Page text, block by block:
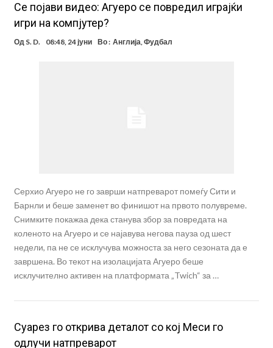
Се појави видео: Агуеро се повредил играјќи
игри на компјутер?
Од S. D. 08:48, 24 јуни Во : Англија,Фудбал
Серхио Агуеро не го заврши натпреварот помеѓу Сити и
Барнли и беше заменет во финишот на првото полувреме.
Снимките покажаа дека станува збор за повредата на
коленото на Агуеро и се најавува негова пауза од шест
недели, па не се исклучува можноста за него сезоната да е
завршена. Во текот на изолацијата Агуеро беше
исклучително активен на платформата „Twich“ за …
Суарез го открива деталот со кој Меси го
одлучи натпреварот